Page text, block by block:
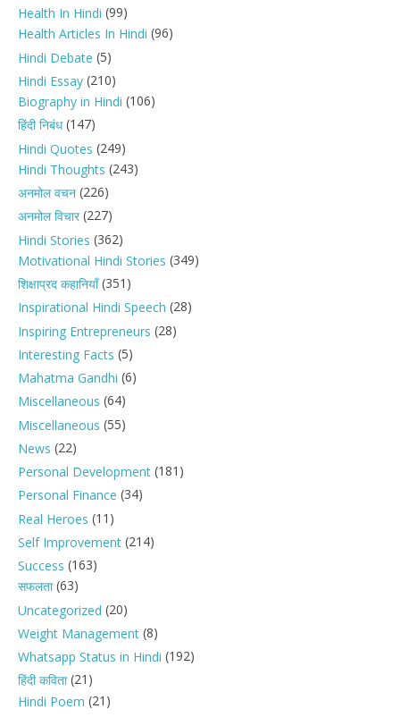
Health In Hindi (99)
Health Articles In Hindi (96)
Hindi Debate (5)
Hindi Essay (210)
Biography in Hindi (106)
हिंदी निबंध(147)
Hindi Quotes (249)
Hindi Thoughts (243)
अनमोल वचन (226)
अनमोल विचार(227)
Hindi Stories (362)
Motivational Hindi Stories (349)
शिक्षाप्रद कहानियाँ(351)
Inspirational Hindi Speech (28)
Inspiring Entrepreneurs (28)
Interesting Facts (5)
Mahatma Gandhi (6)
Miscellaneous (64)
Miscellaneous (55)
News (22)
Personal Development (181)
Personal Finance (34)
Real Heroes (11)
Self Improvement (214)
Success (163)
सफलता(63)
Uncategorized (20)
Weight Management (8)
Whatsapp Status in Hindi (192)
हिंदी कविता(21)
Hindi Poem (21)